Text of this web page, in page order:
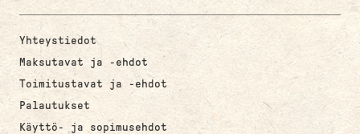
Yhteystiedot
Maksutavat ja -ehdot
Toimitustavat ja -ehdot
Palautukset
Käyttö- ja sopimusehdot